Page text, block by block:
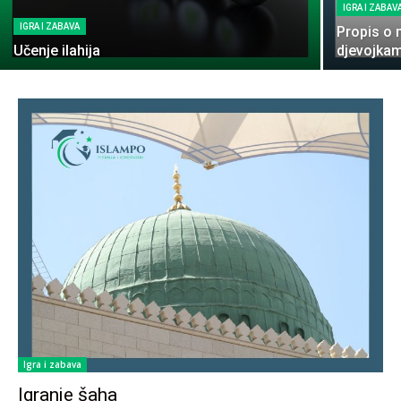
IGRA I ZABAVA
Učenje ilahija
IGRA I
Propis o
Igra i zabava
Igranje šaha